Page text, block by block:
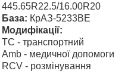
445.65R22.5/16.00R20
База: КрАЗ-5233ВЕ
Модифікації:
TC - транспортний
Amb - медичної допомоги
RCV - розмінування